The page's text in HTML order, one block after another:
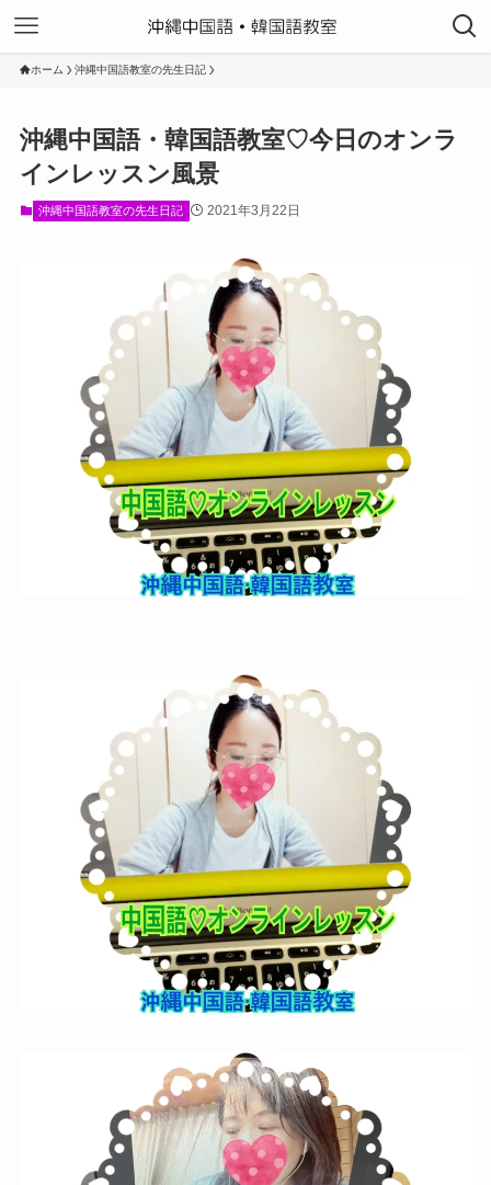
ホーム 沖縄中国語教室の先生日記
沖縄中国語・韓国語教室♡今日のオンラ
インレッスン風景
沖縄中国語教室の先生日記 2021年3月22日